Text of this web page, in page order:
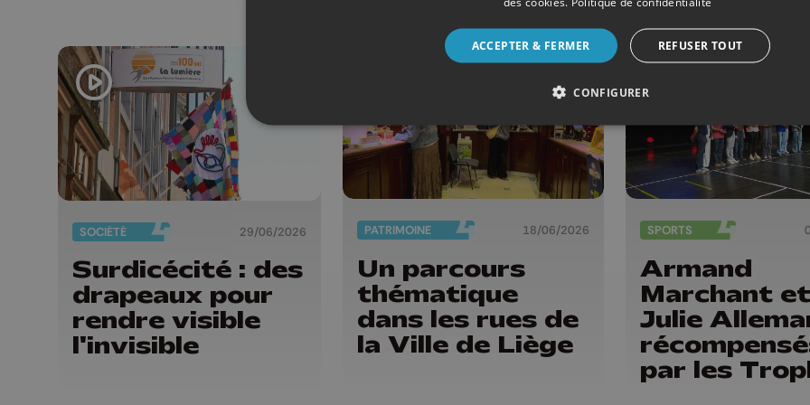
SOCIÉTÉ 29/06/2026
Surdicécité : des
drapeaux pour
rendre visible
l'invisible
PATRIMOINE 18/06/2026
Un parcours
thématique
dans les rues de
la Ville de Liège
SPORTS
Armand
Marchant et
Julie
par les
ACCEPTER & FERMER REFUSER TOUT
CONFIGURER